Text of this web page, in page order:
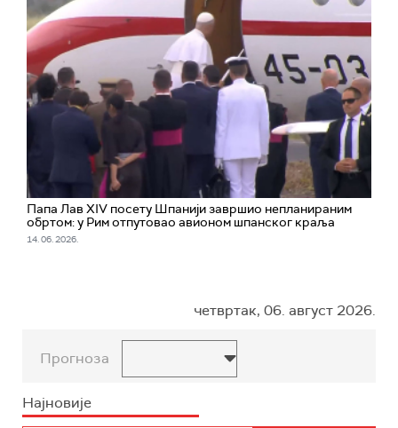
Папа Лав XIV посету Шпанији завршио непланираним
обртом: у Рим отпутовао авионом шпанског краља
14. 06. 2026.
четвртак, 06. август 2026.
Прогноза
Најновије